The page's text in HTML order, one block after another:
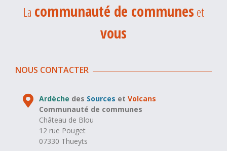
La communauté de communeset
vous
NOUS CONTACTER
Ardèche des Sources etVolcans
Communauté de communes
Château de Blou
12 rue Pouget
07330 Thueyts